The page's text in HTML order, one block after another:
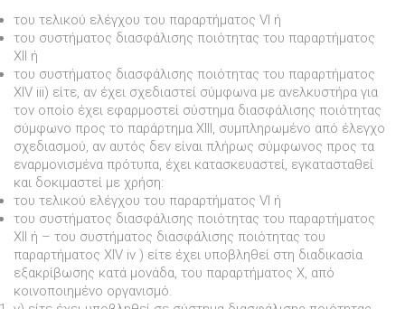
του τελικού ελέγχου του παραρτήµατος VI ή
του συστήµατος διασφάλισης ποιότητας του παραρτήµατος
XII ή
του συστήµατος διασφάλισης ποιότητας του παραρτήµατος
XIV iii) είτε, αν έχει σχεδιαστεί σύµφωνα µε ανελκυστήρα για
τον οποίο έχει εφαρµοστεί σύστηµα διασφάλισης ποιότητας
σύµφωνο προς το παράρτηµα XIII, συµπληρωµένο από έλεγχο
σχεδιασµού, αν αυτός δεν είναι πλήρως σύµφωνος προς τα
εναρµονισµένα πρότυπα, έχει κατασκευαστεί, εγκατασταθεί
και δοκιµαστεί µε χρήση:
του τελικού ελέγχου του παραρτήµατος VI ή
του συστήµατος διασφάλισης ποιότητας του παραρτήµατος
XII ή – του συστήµατος διασφάλισης ποιότητας του
παραρτήµατος XIV iv ) είτε έχει υποβληθεί στη διαδικασία
εξακρίβωσης κατά µονάδα, του παραρτήµατος Χ, από
κοινοποιηµένο οργανισµό.